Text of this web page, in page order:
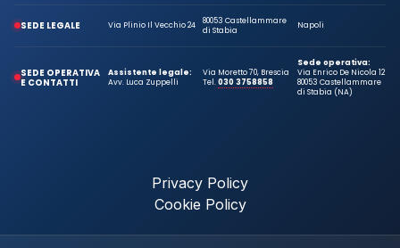
SEDE LEGALE Via Plinio Il Vecchio 24
80053 Castellammare
di Stabia
Napoli
SEDE OPERATIVA
E CONTATTI
Assistente legale:
Avv. Luca Zuppelli
Via Moretto 70, Brescia
Tel.030 3758858
Sede operativa:
Via Enrico De Nicola 12
80053 Castellammare
di Stabia (NA)
Privacy Policy
Cookie Policy